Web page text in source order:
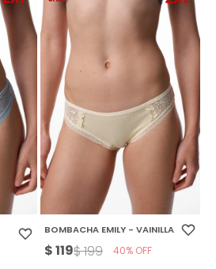
BOMBACHA EMILY - VAINILLA
$119$199 40